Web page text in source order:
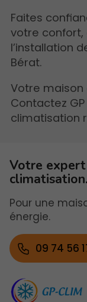
Faites
votre
l’installation
Bérat.
Votre maison
Contactez
climatisation
Votre
climatisation.
Pour une
énergie.
09 74 56